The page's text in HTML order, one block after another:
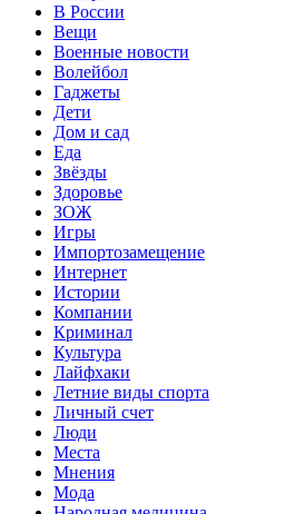
В России
Вещи
Военные новости
Волейбол
Гаджеты
Дети
Дом и сад
Еда
Звёзды
Здоровье
ЗОЖ
Игры
Импортозамещение
Интернет
Истории
Компании
Криминал
Культура
Лайфхаки
Летние виды спорта
Личный счет
Люди
Места
Мнения
Мода